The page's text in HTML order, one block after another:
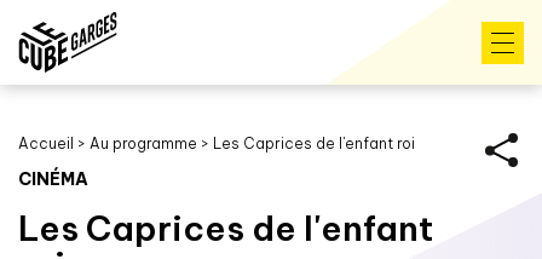
Accueil > Au programme > Les Caprices de l'enfant roi
CINÉMA
Les Caprices de l'enfant